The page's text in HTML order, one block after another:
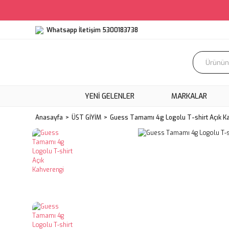
Whatsapp İletişim 5300183738
YENI GELENLER MARKALAR
Anasayfa ÜST GİYİM Guess Tamamı 4g Logolu T-shirt Açık